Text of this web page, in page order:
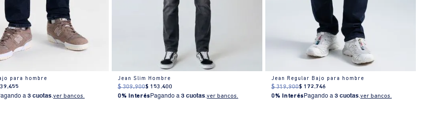
para hombre
.455
a3 cuotas.ver bancos.
Jean Slim Hombre
$ 309.900$ 153 .400
0% Interés Pagando a3 cuotas.ver bancos.
Jean Regular Bajo para hombre
$ 319.900$ 172.746
0% Interés Pagando a3 cuotas.ver bancos.